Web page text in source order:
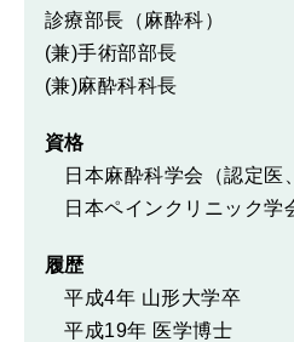
診療部長（麻酔科）
(兼)手術部部長
(兼)麻酔科科長
資格
日本麻酔科学会（認定医、
日本ペインクリニック学会
履歴
平成4年 山形大学卒
平成19年 医学博士